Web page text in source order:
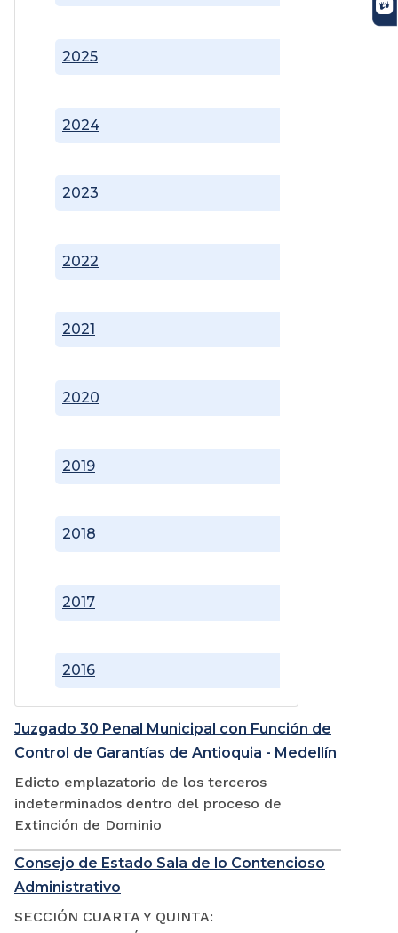
2016
2017
2018
2019
2020
2021
2022
2023
2024
2025
Juzgado 30 Penal Municipal con Función de
Control de Garantías de Antioquia - Medellín
Edicto emplazatorio de los terceros
indeterminados dentro del proceso de
Extinción de Dominio
Consejo de Estado Sala de lo Contencioso
Administrativo
SECCIÓN CUARTA Y QUINTA: